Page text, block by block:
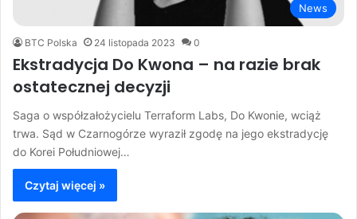
News
BTC Polska 24 listopada 2023 0
Ekstradycja Do Kwona – na razie brak
ostatecznej decyzji
Saga o współzałożycielu Terraform Labs, Do Kwonie, wciąż
trwa. Sąd w Czarnogórze wyraził zgodę na jego ekstradycję
do Korei Południowej…
Czytaj więcej »